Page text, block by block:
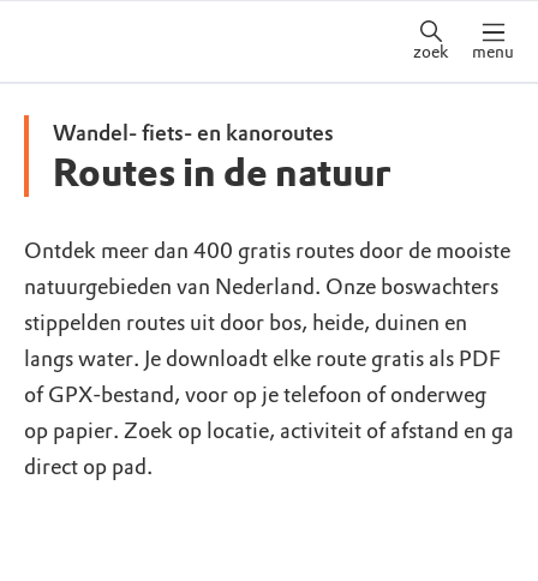
zoek menu
Wandel- fiets- en kanoroutes
Routes in de natuur
Ontdek meer dan 400 gratis routes door de mooiste
natuurgebieden van Nederland. Onze boswachters
stippelden routes uit door bos, heide, duinen en
langs water. Je downloadt elke route gratis als PDF
of GPX-bestand, voor op je telefoon of onderweg
op papier. Zoek op locatie, activiteit of afstand en ga
direct op pad.